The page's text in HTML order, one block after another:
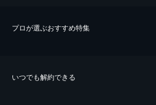
プロが選ぶおすすめ特集
いつでも解約できる